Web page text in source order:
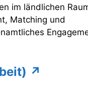
im ländlichen
Matching und
↗